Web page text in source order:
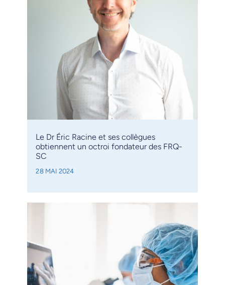
Le Dr Éric Racine et ses collègues
obtiennent un octroi fondateur des FRQ-
SC
28 MAI 2024